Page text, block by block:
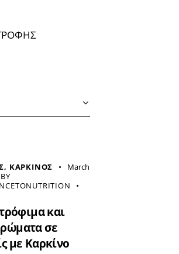
ΚΑΡΚΙΝΟΣ
March
BY
και
σε
με Καρκίνο